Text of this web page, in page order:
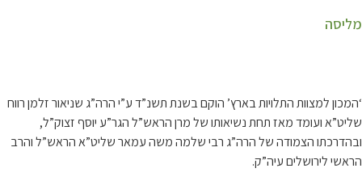
מליסה
‘המכון למצוות התלויות בארץ’ הוקם בשנת תשנ”ד ע”י הרה”ג שניאור זלמן רווח
שליט”א ועומד מאז תחת נשיאותו של מרן הראש”ל הגר”ע יוסף זצוק”ל,
ובהדרכתו הצמודה של הרה”ג רבי שלמה משה עמאר שליט”א הראש”ל והרב
הראשי לירושלים עיה”ק.